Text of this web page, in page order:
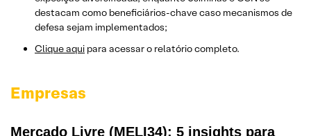
destacam como beneficiários-chave caso mecanismos de
defesa sejam implementados;
Clique aqui para acessar o relatório completo.
Empresas
Mercado Livre (MELI34): 5 insights para